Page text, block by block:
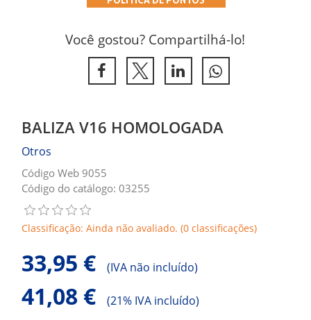
Você gostou? Compartilhá-lo!
BALIZA V16 HOMOLOGADA
Otros
Código Web 9055
Código do catálogo: 03255
Classificação: Ainda não avaliado. (0 classificações)
33,95 € (IVA não incluído)
41,08 € (21% IVA incluído)